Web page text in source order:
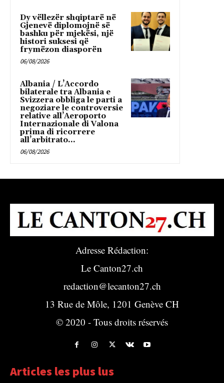
Dy vëllezër shqiptarë në
Gjenevë diplomojnë së
bashku për mjekësi, një
histori suksesi që
frymëzon diasporën
06/08/2026
Albania / L’Accordo
bilaterale tra Albania e
Svizzera obbliga le parti a
negoziare le controversie
relative all’Aeroporto
Internazionale di Valona
prima di ricorrere
all’arbitrato...
06/08/2026
Adresse Rédaction:
Le Canton27.ch
redaction@lecanton27.ch
13 Rue de Môle, 1201 Genève CH
© 2020 - Tous droits réservés
Articles les plus lus